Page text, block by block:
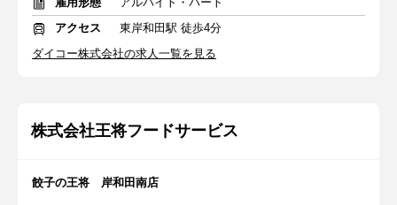
アクセス
東岸和田駅 徒歩4分
ダイコー株式会社の求人一覧を見る
株式会社王将フードサービス
餃子の王将 岸和田南店